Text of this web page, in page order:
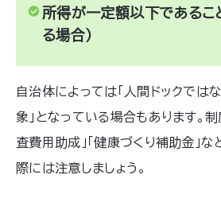
所得が一定額以下であるこ
る場合）
自治体によっては「人間ドックでは
象」となっている場合もあります。
査費用助成」「健康づくり補助金」
際には注意しましょう。